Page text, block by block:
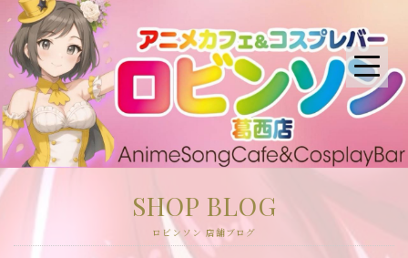
SHOP BLOG
ロビンソン 店舗ブログ